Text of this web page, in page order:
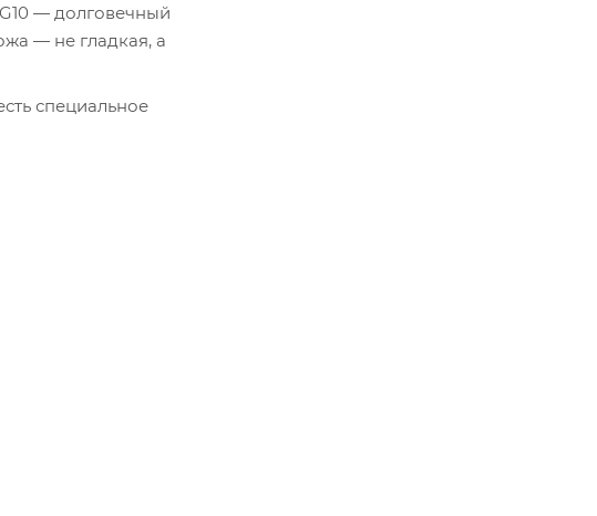
— долговечный
— не гладкая, а
специальное